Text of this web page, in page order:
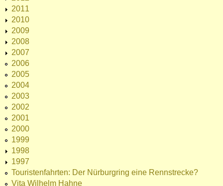
2011
2010
2009
2008
2007
2006
2005
2004
2003
2002
2001
2000
1999
1998
1997
Touristenfahrten: Der Nürburgring eine Rennstrecke?
Vita Wilhelm Hahne